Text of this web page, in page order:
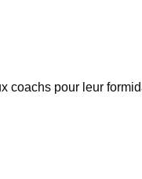
coachs pour leur